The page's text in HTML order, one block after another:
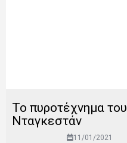
Το πυροτέχνημα του
Νταγκεστάν
11/01/2021